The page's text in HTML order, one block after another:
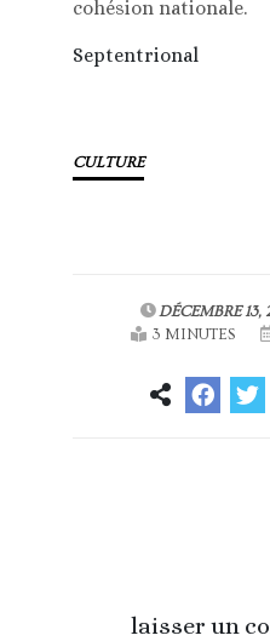
cohésion nationale.
Septentrional
CULTURE
DÉCEMBRE 13,
3 MINUTES
laisser un